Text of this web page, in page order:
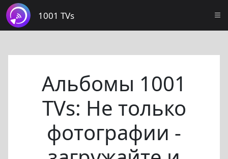
1001 TVs
Альбомы 1001
TVs: Не только
фотографии -